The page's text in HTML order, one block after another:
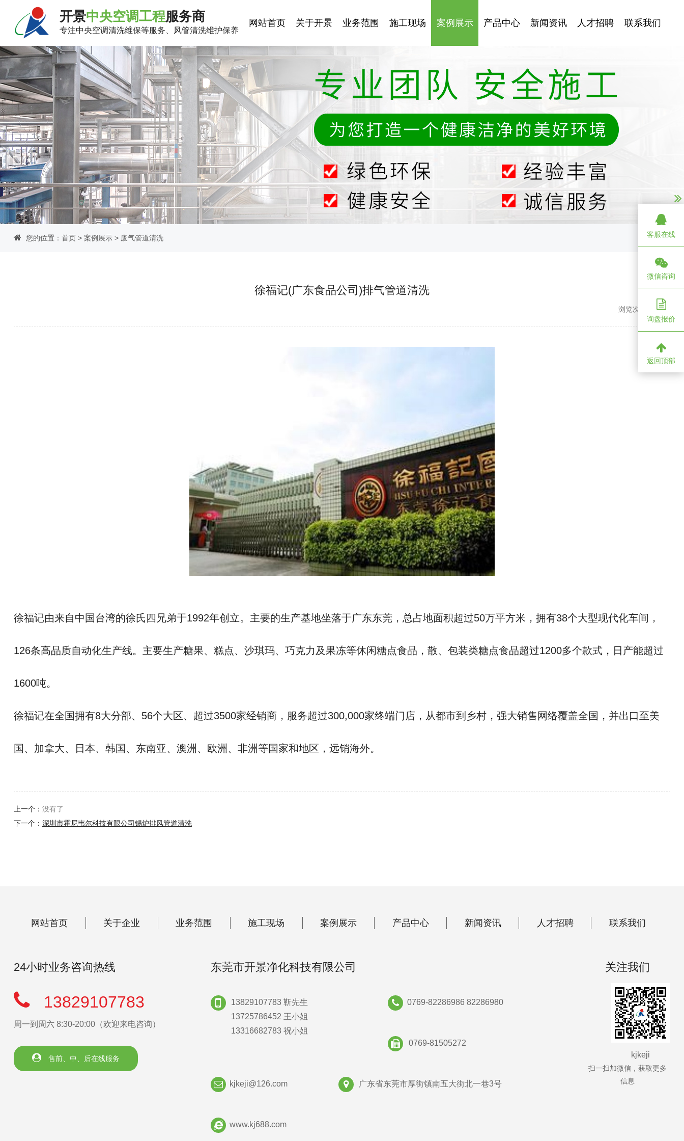
开景中央空调工程服务商
专注中央空调清洗维保等服务、风管清洗维护保养
网站首页 关于开景 业务范围 施工现场 案例展示 产品中心 新闻资讯 人才招聘 联系我们
您的位置： 首页> 案例展示 > 废气管道清洗
徐福记(广东食品公司)排气管道清洗
浏览次数： 1069
徐福记由来自中国台湾的徐氏四兄弟于1992年创立。主要的生产基地坐落于广东东莞，总占地面积超过50万平方米，拥有38个大型现代化车间，
126条高品质自动化生产线。主要生产糖果、糕点、沙琪玛、巧克力及果冻等休闲糖点食品，散、包装类糖点食品超过1200多个款式，日产能超过
1600吨。
徐福记在全国拥有8大分部、56个大区、超过3500家经销商，服务超过300,000家终端门店，从都市到乡村，强大销售网络覆盖全国，并出口至美
国、加拿大、日本、韩国、东南亚、澳洲、欧洲、非洲等国家和地区，远销海外。
上一个： 没有了
下一个： 深圳市霍尼韦尔科技有限公司锡炉排风管道清洗
网站首页 关于企业 业务范围 施工现场 案例展示 产品中心 新闻资讯 人才招聘 联系我们
24小时业务咨询热线
13829107783
周一到周六 8:30-20:00（欢迎来电咨询）
售前、中、后在线服务
东莞市开景净化科技有限公司
13829107783 靳先生
13725786452 王小姐
13316682783 祝小姐
0769-82286986 82286980
0769-81505272
kjkeji@126.com 广东省东莞市厚街镇南五大街北一巷3号
www.kj688.com
关注我们
kjkeji
扫一扫加微信，获取更多
信息
客服在线
微信咨询
询盘报价
返回顶部